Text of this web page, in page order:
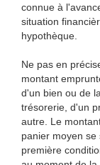
connue à
situation
hypothèque.
Ne pas en
montant
d'un bien ou de
trésorerie, d'un
autre. Le
panier moyen
première